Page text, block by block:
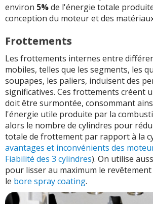
environ 5%de l'énergie totale
conception du moteur et des
Frottements
Les frottements internes entre
mobiles, telles que les segments, les
soupapes, les paliers, induisent des
significatives. Ces frottements créent
doit être surmontée, consommant
l'énergie utile produite par la
alors le nombre de cylindres pour
totale de frottement par rapport à la
avantages et inconvénients des
Fiabilité des 3 cylindres). On utilise
pour lisser au maximum le revêtement
le bore spray coating.